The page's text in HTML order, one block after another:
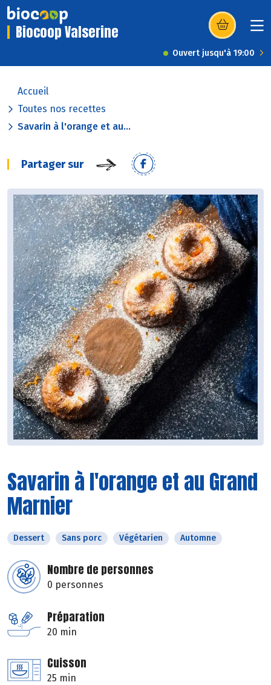
Biocoop Valserine (s’ouvre dans
Ouvert jusqu'à 19:00
Accueil
Toutes nos recettes
Savarin à l'orange et au...
Partager sur
Savarin à l'orange et au Grand
Marnier
Dessert Sans porc Végétarien Automne
Nombre de personnes
0 personnes
Préparation
20 min
Cuisson
25 min